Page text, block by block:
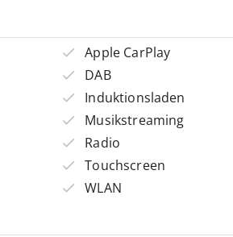
Apple CarPlay
DAB
Induktionsladen
Musikstreaming
Radio
Touchscreen
WLAN